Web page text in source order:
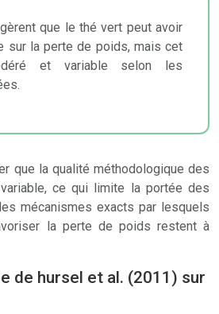
que le thé vert peut avoir
sur la perte de poids, mais cet
et variable selon les
que la qualité méthodologique des
ce qui limite la portée des
mécanismes exacts par lesquels
la perte de poids restent à
de hursel et al. (2011) sur